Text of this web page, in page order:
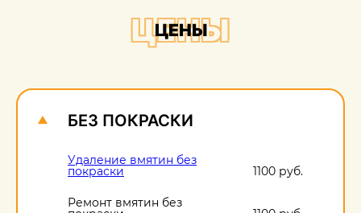
ЦЕНЫ
ЦЕНЫ
БЕЗ ПОКРАСКИ
Удаление вмятин без
покраски 1100 руб.
Ремонт вмятин без